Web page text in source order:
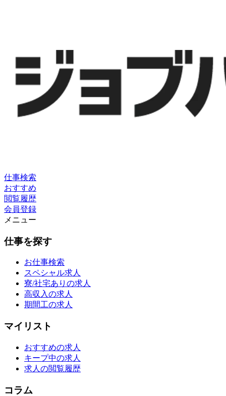
仕事検索
おすすめ
閲覧履歴
会員登録
メニュー
仕事を探す
お仕事検索
スペシャル求人
寮/社宅ありの求人
高収入の求人
期間工の求人
マイリスト
おすすめの求人
キープ中の求人
求人の閲覧履歴
コラム